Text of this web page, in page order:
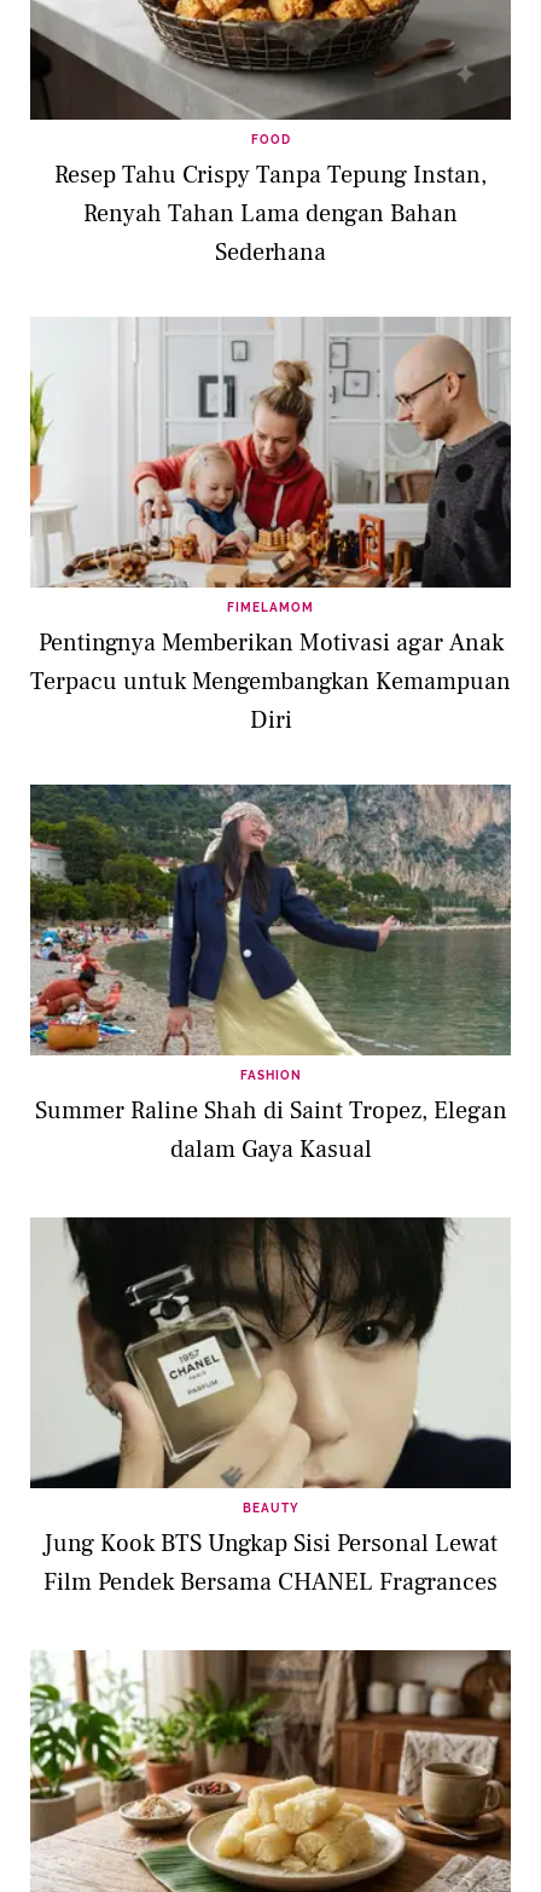
FOOD
Resep Tahu Crispy Tanpa Tepung Instan,
Renyah Tahan Lama dengan Bahan
Sederhana
FIMELAMOM
Pentingnya Memberikan Motivasi agar Anak
Terpacu untuk Mengembangkan Kemampuan
Diri
FASHION
Summer Raline Shah di Saint Tropez, Elegan
dalam Gaya Kasual
BEAUTY
Jung Kook BTS Ungkap Sisi Personal Lewat
Film Pendek Bersama CHANEL Fragrances